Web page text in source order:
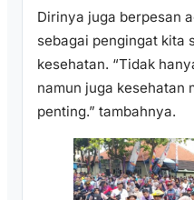
Dirinya juga berpesan
sebagai pengingat kita
kesehatan. “Tidak
namun juga kesehatan
penting.” tambahnya.